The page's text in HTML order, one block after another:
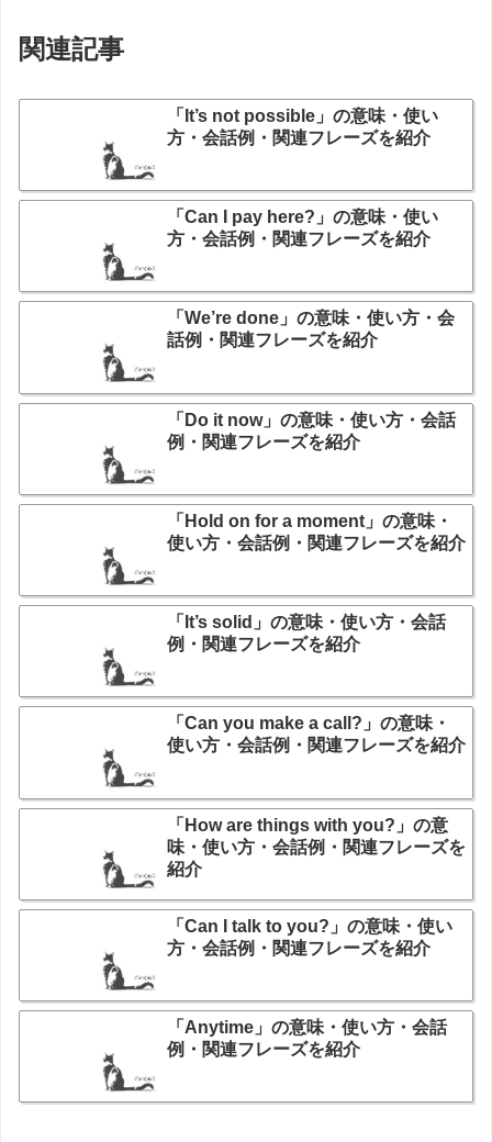
関連記事
「It’s not possible」の意味・使い
方・会話例・関連フレーズを紹介
「Can I pay here?」の意味・使い
方・会話例・関連フレーズを紹介
「We’re done」の意味・使い方・会
話例・関連フレーズを紹介
「Do it now」の意味・使い方・会話
例・関連フレーズを紹介
「Hold on for a moment」の意味・
使い方・会話例・関連フレーズを紹介
「It’s solid」の意味・使い方・会話
例・関連フレーズを紹介
「Can you make a call?」の意味・
使い方・会話例・関連フレーズを紹介
「How are things with you?」の意
味・使い方・会話例・関連フレーズを
紹介
「Can I talk to you?」の意味・使い
方・会話例・関連フレーズを紹介
「Anytime」の意味・使い方・会話
例・関連フレーズを紹介